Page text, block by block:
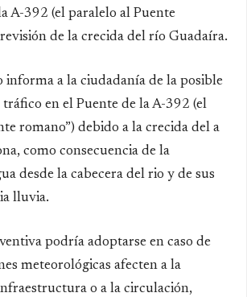
A-392 (el paralelo al Puente
de la crecida del río Guadaíra.
informa a la ciudadanía de la posible
en el Puente de la A-392 (el
romano”) debido a la crecida del a
como consecuencia de la
desde la cabecera del rio y de sus
lluvia.
podría adoptarse en caso de
meteorológicas afecten a la
o a la circulación,